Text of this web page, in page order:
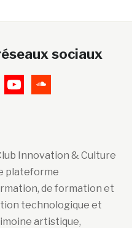
sociaux
Innovation & Culture
plateforme
de formation et
technologique et
artistique,